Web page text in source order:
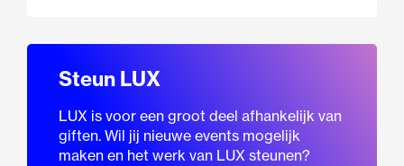
Steun LUX
LUX is voor een groot deel afhankelijk van
giften. Wil jij nieuwe events mogelijk
maken en het werk van LUX steunen?